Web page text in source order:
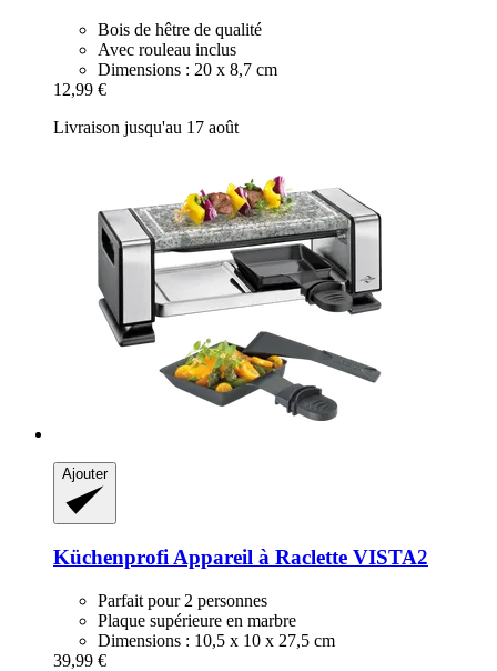
Bois de hêtre de qualité
Avec rouleau inclus
Dimensions : 20 x 8,7 cm
12,99 €
Livraison jusqu'au 17 août
Ajouter
Küchenprofi Appareil à Raclette VISTA2
Parfait pour 2 personnes
Plaque supérieure en marbre
Dimensions : 10,5 x 10 x 27,5 cm
39,99 €